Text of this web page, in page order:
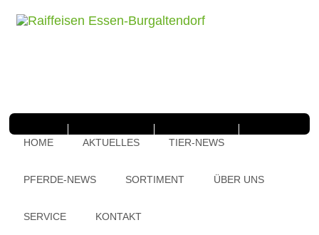
HOME AKTUELLES TIER-NEWS
PFERDE-NEWS SORTIMENT ÜBER UNS
SERVICE KONTAKT